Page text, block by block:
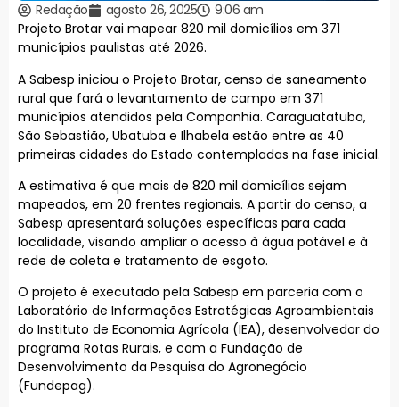
Redação agosto 26, 2025
9:06 am
Projeto Brotar vai mapear 820 mil domicílios em 371
municípios paulistas até 2026.
A Sabesp iniciou o Projeto Brotar, censo de saneamento
rural que fará o levantamento de campo em 371
municípios atendidos pela Companhia. Caraguatatuba,
São Sebastião, Ubatuba e Ilhabela estão entre as 40
primeiras cidades do Estado contempladas na fase inicial.
A estimativa é que mais de 820 mil domicílios sejam
mapeados, em 20 frentes regionais. A partir do censo, a
Sabesp apresentará soluções específicas para cada
localidade, visando ampliar o acesso à água potável e à
rede de coleta e tratamento de esgoto.
O projeto é executado pela Sabesp em parceria com o
Laboratório de Informações Estratégicas Agroambientais
do Instituto de Economia Agrícola (IEA), desenvolvedor do
programa Rotas Rurais, e com a Fundação de
Desenvolvimento da Pesquisa do Agronegócio
(Fundepag).